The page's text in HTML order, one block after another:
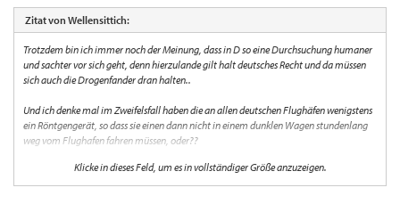
Zitat von Wellensittich:
Trotzdem bin ich immer noch der Meinung, dass in D so eine Durchsuchung humaner
und sachter vor sich geht, denn hierzulande gilt halt deutsches Recht und da müssen
sich auch die Drogenfander dran halten..
Und ich denke mal im Zweifelsfall haben die an allen deutschen Flughäfen wenigstens
ein Röntgengerät, so dass sie einen dann nicht in einem dunklen Wagen stundenlang
weg vom Flughafen fahren müssen, oder??
Der WellensittichKlicke in dieses Feld, um es in vollständiger Größe anzuzeigen.